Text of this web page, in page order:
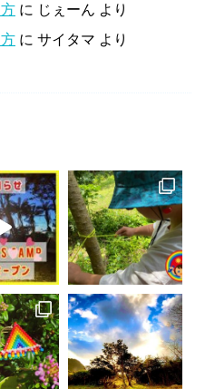
に じぇーん より
に サイタマ より